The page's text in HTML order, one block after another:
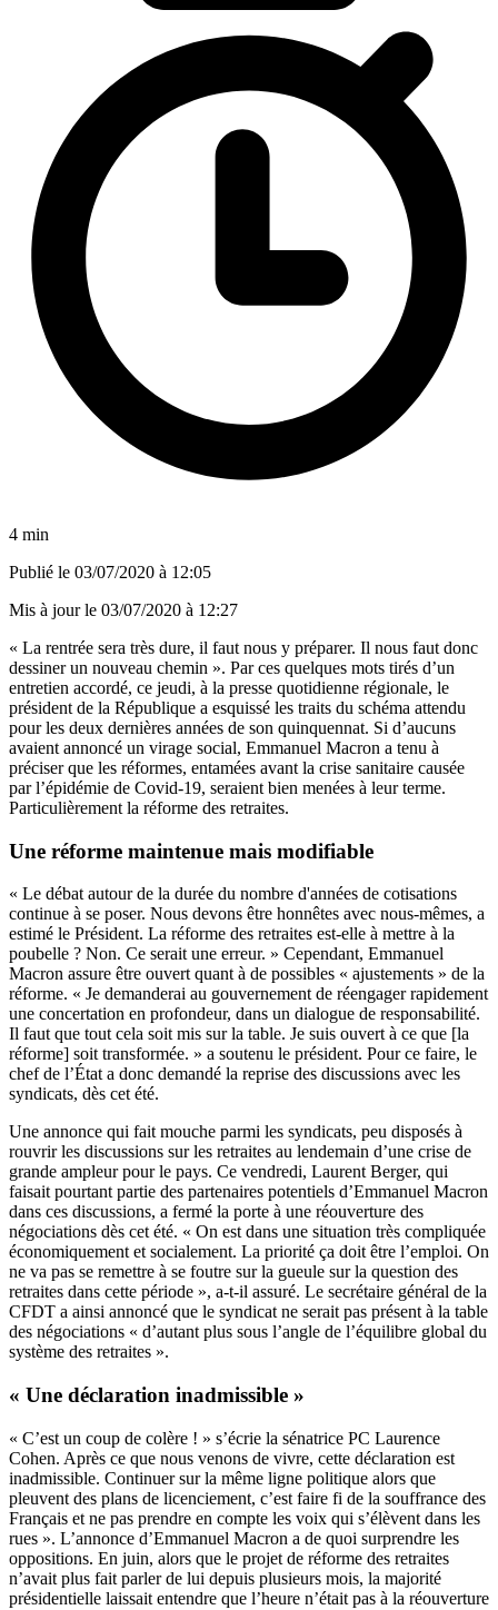
4 min
Publié le 03/07/2020 à 12:05
Mis à jour le 03/07/2020 à 12:27
« La rentrée sera très dure, il faut nous y préparer. Il nous faut donc
dessiner un nouveau chemin ». Par ces quelques mots tirés d’un
entretien accordé, ce jeudi, à la presse quotidienne régionale, le
président de la République a esquissé les traits du schéma attendu
pour les deux dernières années de son quinquennat. Si d’aucuns
avaient annoncé un virage social, Emmanuel Macron a tenu à
préciser que les réformes, entamées avant la crise sanitaire causée
par l’épidémie de Covid-19, seraient bien menées à leur terme.
Particulièrement la réforme des retraites.
Une réforme maintenue mais modifiable
« Le débat autour de la durée du nombre d'années de cotisations
continue à se poser. Nous devons être honnêtes avec nous-mêmes, a
estimé le Président. La réforme des retraites est-elle à mettre à la
poubelle ? Non. Ce serait une erreur. » Cependant, Emmanuel
Macron assure être ouvert quant à de possibles « ajustements » de la
réforme. « Je demanderai au gouvernement de réengager rapidement
une concertation en profondeur, dans un dialogue de responsabilité.
Il faut que tout cela soit mis sur la table. Je suis ouvert à ce que [la
réforme] soit transformée. » a soutenu le président. Pour ce faire, le
chef de l’État a donc demandé la reprise des discussions avec les
syndicats, dès cet été.
Une annonce qui fait mouche parmi les syndicats, peu disposés à
rouvrir les discussions sur les retraites au lendemain d’une crise de
grande ampleur pour le pays. Ce vendredi, Laurent Berger, qui
faisait pourtant partie des partenaires potentiels d’Emmanuel Macron
dans ces discussions, a fermé la porte à une réouverture des
négociations dès cet été. « On est dans une situation très compliquée
économiquement et socialement. La priorité ça doit être l’emploi. On
ne va pas se remettre à se foutre sur la gueule sur la question des
retraites dans cette période », a-t-il assuré. Le secrétaire général de la
CFDT a ainsi annoncé que le syndicat ne serait pas présent à la table
des négociations « d’autant plus sous l’angle de l’équilibre global du
système des retraites ».
« Une déclaration inadmissible »
« C’est un coup de colère ! » s’écrie la sénatrice PC Laurence
Cohen. Après ce que nous venons de vivre, cette déclaration est
inadmissible. Continuer sur la même ligne politique alors que
pleuvent des plans de licenciement, c’est faire fi de la souffrance des
Français et ne pas prendre en compte les voix qui s’élèvent dans les
rues ». L’annonce d’Emmanuel Macron a de quoi surprendre les
oppositions. En juin, alors que le projet de réforme des retraites
n’avait plus fait parler de lui depuis plusieurs mois, la majorité
présidentielle laissait entendre que l’heure n’était pas à la réouverture